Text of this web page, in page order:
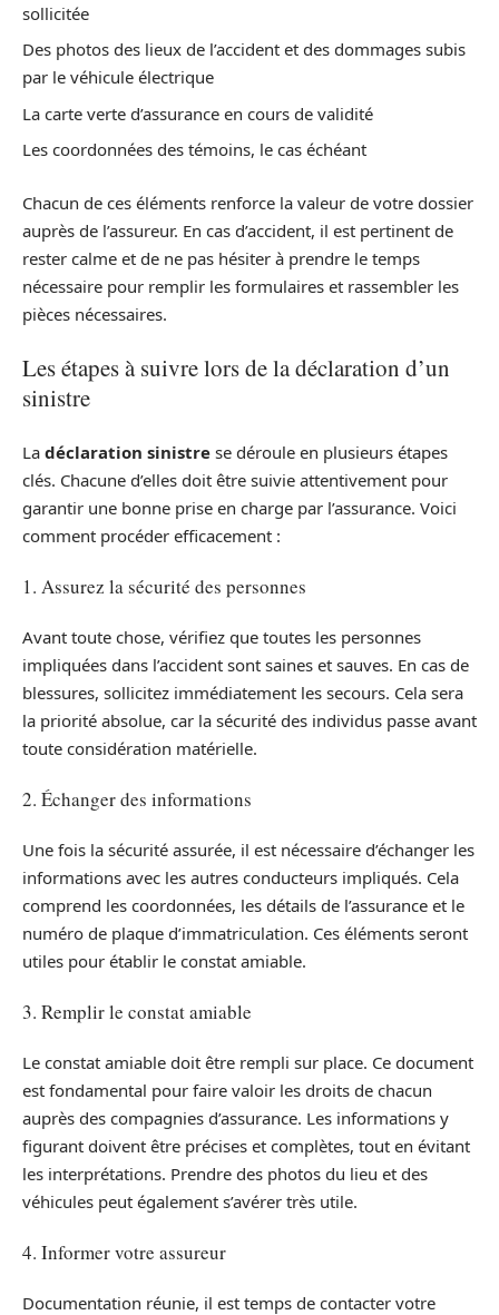
sollicitée
Des photos des lieux de l’accident et des dommages subis
par le véhicule électrique
La carte verte d’assurance en cours de validité
Les coordonnées des témoins, le cas échéant
Chacun de ces éléments renforce la valeur de votre dossier
auprès de l’assureur. En cas d’accident, il est pertinent de
rester calme et de ne pas hésiter à prendre le temps
nécessaire pour remplir les formulaires et rassembler les
pièces nécessaires.
Les étapes à suivre lors de la déclaration d’un
sinistre
La déclaration sinistre se déroule en plusieurs étapes
clés. Chacune d’elles doit être suivie attentivement pour
garantir une bonne prise en charge par l’assurance. Voici
comment procéder efficacement :
1. Assurez la sécurité des personnes
Avant toute chose, vérifiez que toutes les personnes
impliquées dans l’accident sont saines et sauves. En cas de
blessures, sollicitez immédiatement les secours. Cela sera
la priorité absolue, car la sécurité des individus passe avant
toute considération matérielle.
2. Échanger des informations
Une fois la sécurité assurée, il est nécessaire d’échanger les
informations avec les autres conducteurs impliqués. Cela
comprend les coordonnées, les détails de l’assurance et le
numéro de plaque d’immatriculation. Ces éléments seront
utiles pour établir le constat amiable.
3. Remplir le constat amiable
Le constat amiable doit être rempli sur place. Ce document
est fondamental pour faire valoir les droits de chacun
auprès des compagnies d’assurance. Les informations y
figurant doivent être précises et complètes, tout en évitant
les interprétations. Prendre des photos du lieu et des
véhicules peut également s’avérer très utile.
4. Informer votre assureur
Documentation réunie, il est temps de contacter votre